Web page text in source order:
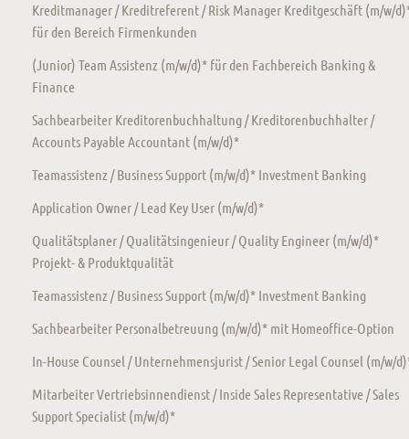
Kreditmanager / Kreditreferent / Risk Manager Kreditgeschäft (m/w/
für den Bereich Firmenkunden
(Junior) Team Assistenz (m/w/d)* für den Fachbereich Banking &
Finance
Sachbearbeiter Kreditorenbuchhaltung / Kreditorenbuchhalter /
Accounts Payable Accountant (m/w/d)*
Teamassistenz / Business Support (m/w/d)* Investment Banking
Application Owner / Lead Key User (m/w/d)*
Qualitätsplaner / Qualitätsingenieur / Quality Engineer (m/w/d)*
Projekt- & Produktqualität
Teamassistenz / Business Support (m/w/d)* Investment Banking
Sachbearbeiter Personalbetreuung (m/w/d)* mit Homeoffice-Option
In-House Counsel / Unternehmensjurist / Senior Legal Counsel (m/w/
Mitarbeiter Vertriebsinnendienst / Inside Sales Representative / Sales
Support Specialist (m/w/d)*